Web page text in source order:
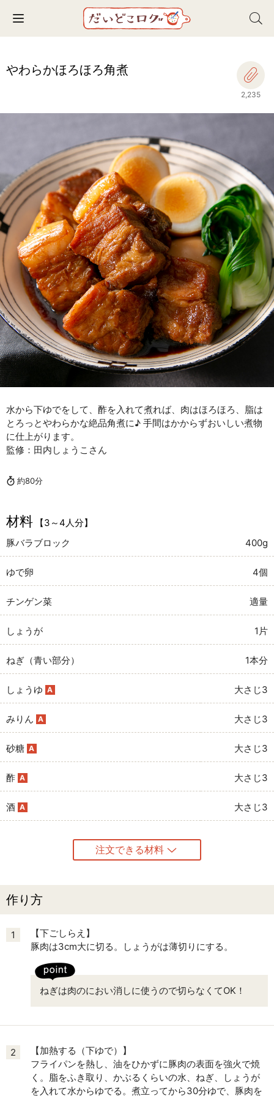
Toggle navigation
やわらかほろほろ角煮
2,235
水から下ゆでをして、酢を入れて煮れば、肉はほろほろ、脂は
とろっとやわらかな絶品角煮に♪ 手間はかからずおいしい煮物
に仕上がります。
監修：田内しょうこさん
約80分
材料
【3～4人分】
豚バラブロック
400g
ゆで卵 4個
チンゲン菜 適量
しょうが 1片
ねぎ（青い部分） 1本分
しょうゆ A 大さじ3
みりん A 大さじ3
砂糖 A 大さじ3
酢 A 大さじ3
酒 A 大さじ3
注文できる材料
作り方
1
【下ごしらえ】
豚肉は3cm大に切る。しょうがは薄切りにする。
ねぎは肉のにおい消しに使うので切らなくてOK！
2
【加熱する（下ゆで）】
フライパンを熱し、油をひかずに豚肉の表面を強火で焼
く。脂をふき取り、かぶるくらいの水、ねぎ、しょうが
を入れて水からゆでる。煮立ってから30分ゆで、豚肉を